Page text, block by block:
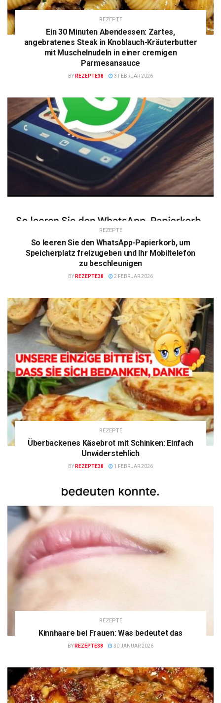
REZEPTE
Ein 30 Minuten Abendessen: Zartes,
angebratenes Steak in Knoblauch-Kräuterbutter
mit Muschelnudeln in einer cremigen
Parmesansauce
BY REZEPTE38 3 FEBRUAR 2026
REZEPTE
So leeren Sie den WhatsApp-Papierkorb, um
Speicherplatz freizugeben und Ihr Mobiltelefon
zu beschleunigen
BY REZEPTE38 2 FEBRUAR 2026
REZEPTE
Überbackenes Käsebrot mit Schinken: Einfach
Unwiderstehlich
BY REZEPTE38 1 FEBRUAR 2026
REZEPTE
Kinnhaare bei Frauen: Was bedeutet das
BY REZEPTE38 30 JANUAR 2026